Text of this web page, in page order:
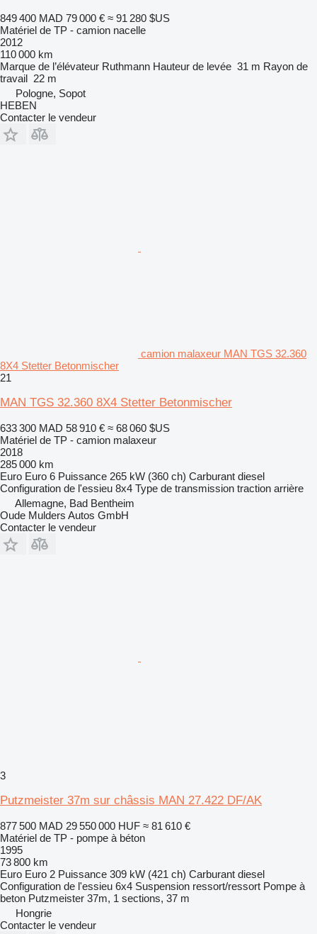
849 400 MAD 79 000 € ≈ 91 280 $US
Matériel de TP - camion nacelle
2012
110 000 km
Marque de l’élévateur Ruthmann Hauteur de levée 31 m Rayon de
travail 22 m
Pologne, Sopot
HEBEN
Contacter le vendeur
camion malaxeur MAN TGS 32.360
8X4 Stetter Betonmischer
21
MAN TGS 32.360 8X4 Stetter Betonmischer
633 300 MAD 58 910 € ≈ 68 060 $US
Matériel de TP - camion malaxeur
2018
285 000 km
Euro Euro 6 Puissance 265 kW (360 ch) Carburant diesel
Configuration de l'essieu 8x4 Type de transmission traction arrière
Allemagne, Bad Bentheim
Oude Mulders Autos GmbH
Contacter le vendeur
3
Putzmeister 37m sur châssis MAN 27.422 DF/AK
877 500 MAD 29 550 000 HUF ≈ 81 610 €
Matériel de TP - pompe à béton
1995
73 800 km
Euro Euro 2 Puissance 309 kW (421 ch) Carburant diesel
Configuration de l'essieu 6x4 Suspension ressort/ressort Pompe à
beton Putzmeister 37m, 1 sections, 37 m
Hongrie
Contacter le vendeur